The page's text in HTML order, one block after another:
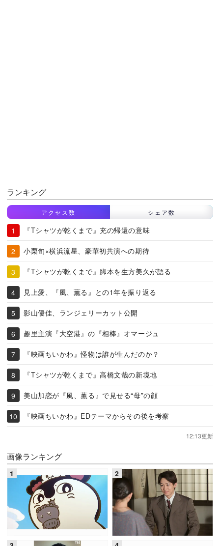
ランキング
アクセス数 シェア数
『Tシャツが乾くまで』充の帰還の意味
小栗旬×横浜流星、豪華初共演への期待
『Tシャツが乾くまで』脚本を生方美久が語る
見上愛、『風、薫る』との1年を振り返る
影山優佳、ランジェリーカット公開
趣里主演『大空港』の『相棒』オマージュ
『映画ちいかわ』怪物は誰が生んだのか？
『Tシャツが乾くまで』高橋文哉の新境地
美山加恋が『風、薫る』で見せる“母”の顔
『映画ちいかわ』EDテーマからその後を考察
12:13更新
画像ランキング